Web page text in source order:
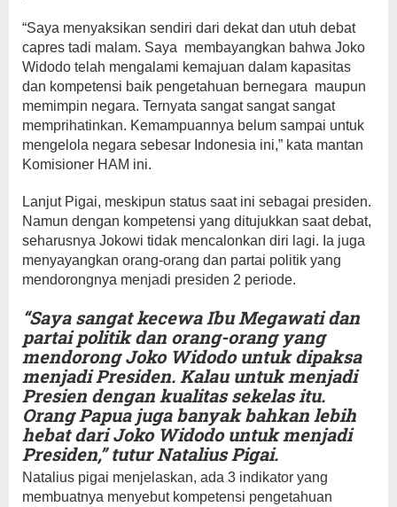
“Saya menyaksikan sendiri dari dekat dan utuh debat
capres tadi malam. Saya membayangkan bahwa Joko
Widodo telah mengalami kemajuan dalam kapasitas
dan kompetensi baik pengetahuan bernegara maupun
memimpin negara. Ternyata sangat sangat sangat
memprihatinkan. Kemampuannya belum sampai untuk
mengelola negara sebesar Indonesia ini,” kata mantan
Komisioner HAM ini.
Lanjut Pigai, meskipun status saat ini sebagai presiden.
Namun dengan kompetensi yang ditujukkan saat debat,
seharusnya Jokowi tidak mencalonkan diri lagi. Ia juga
menyayangkan orang-orang dan partai politik yang
mendorongnya menjadi presiden 2 periode.
“Saya sangat kecewa Ibu Megawati dan
partai politik dan orang-orang yang
mendorong Joko Widodo untuk dipaksa
menjadi Presiden. Kalau untuk menjadi
Presien dengan kualitas sekelas itu.
Orang Papua juga banyak bahkan lebih
hebat dari Joko Widodo untuk menjadi
Presiden,” tutur Natalius Pigai.
Natalius pigai menjelaskan, ada 3 indikator yang
membuatnya menyebut kompetensi pengetahuan